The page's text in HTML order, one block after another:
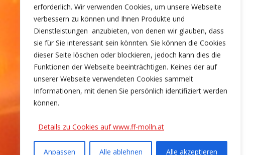
erforderlich. Wir verwenden Cookies, um unsere Webseite
verbessern zu können und Ihnen Produkte und
Dienstleistungen anzubieten, von denen wir glauben, dass
sie für Sie interessant sein könnten. Sie können die Cookies
dieser Seite löschen oder blockieren, jedoch kann dies die
Funktionen der Webseite beeinträchtigen. Keines der auf
unserer Webseite verwendeten Cookies sammelt
Informationen, mit denen Sie persönlich identifiziert werden
können.
Details zu Cookies auf www.ff-molln.at
Anpassen Alle ablehnen Alle akzeptieren